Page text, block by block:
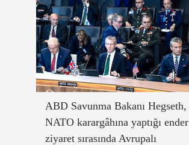
ABD Savunma Bakanı Hegseth,
NATO karargâhına yaptığı ender
ziyaret sırasında Avrupalı